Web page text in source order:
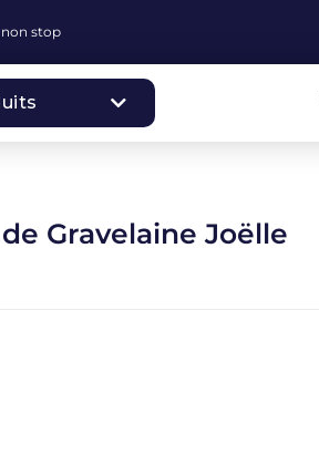
non stop
de Gravelaine Joëlle